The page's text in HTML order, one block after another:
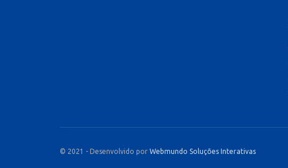
© 2021 - Desenvolvido por Webmundo Soluções Interativas